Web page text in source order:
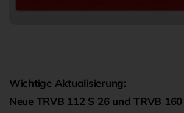
Wichtige Aktualisierung:
Neue TRVB 112 S 26 und TRVB